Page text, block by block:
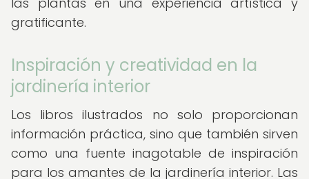
gratificante.
Inspiración y creatividad en la
jardinería interior
Los libros ilustrados no solo proporcionan
información práctica, sino que también sirven
como una fuente inagotable de inspiración
para los amantes de la jardinería interior. Las